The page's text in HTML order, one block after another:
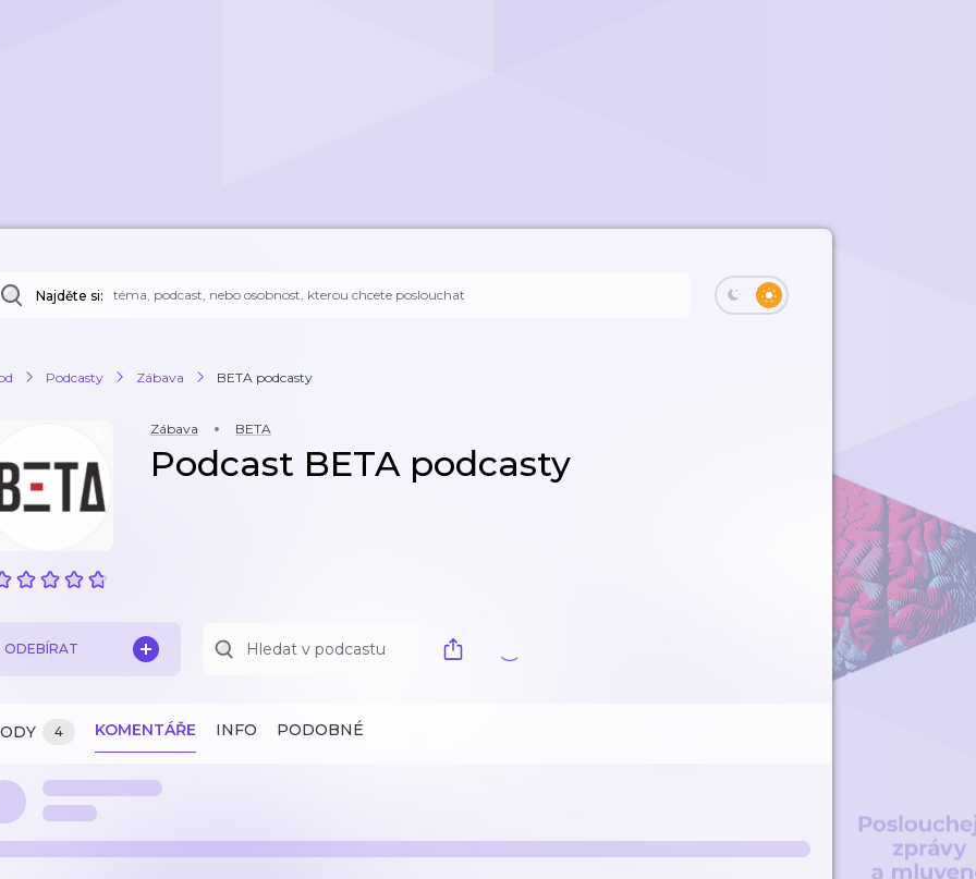
Najděte si:
Podcasty Zábava BETA podcasty
Zábava BETA
Podcast BETA podcasty
ODEBÍRAT
4 KOMENTÁŘE INFO PODOBNÉ